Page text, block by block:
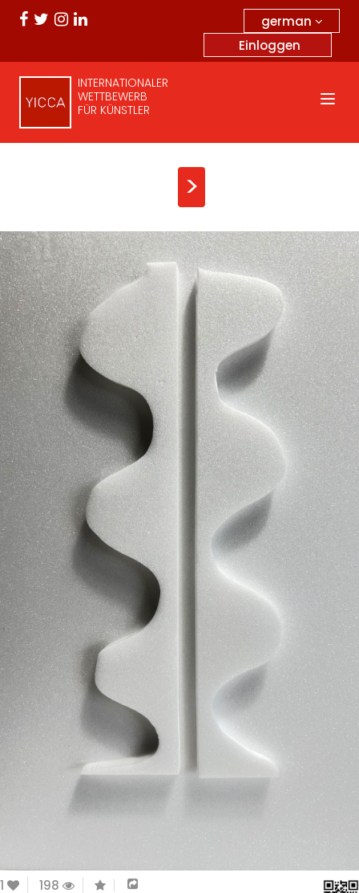
german
Einloggen
INTERNATIONALER
WETTBEWERB
FÜR KÜNSTLER
>
1 198